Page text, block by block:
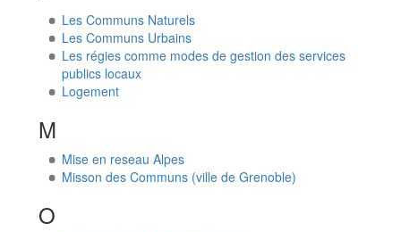
Les Communs Naturels
Les Communs Urbains
Les régies comme modes de gestion des services
publics locaux
Logement
M
Mise en reseau Alpes
Misson des Communs (ville de Grenoble)
O